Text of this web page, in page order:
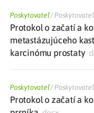
Poskytovateľ/Poskytovateľ
Protokol o začatí a
metastázujúceho
karcinómu prostaty
Poskytovateľ/Poskytovateľ
Protokol o začatí a